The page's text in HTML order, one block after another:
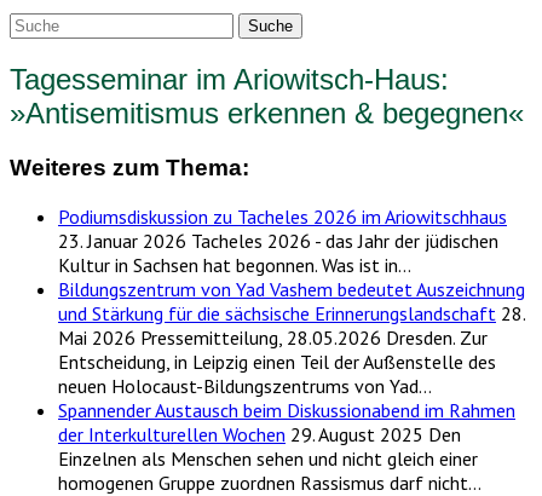
Tagesseminar im Ariowitsch-Haus:
»Antisemitismus erkennen & begegnen«
Weiteres zum Thema:
Podiumsdiskussion zu Tacheles 2026 im Ariowitschhaus
23. Januar 2026 Tacheles 2026 - das Jahr der jüdischen
Kultur in Sachsen hat begonnen. Was ist in…
Bildungszentrum von Yad Vashem bedeutet Auszeichnung
und Stärkung für die sächsische Erinnerungslandschaft 28.
Mai 2026 Pressemitteilung, 28.05.2026 Dresden. Zur
Entscheidung, in Leipzig einen Teil der Außenstelle des
neuen Holocaust-Bildungszentrums von Yad…
Spannender Austausch beim Diskussionabend im Rahmen
der Interkulturellen Wochen 29. August 2025 Den
Einzelnen als Menschen sehen und nicht gleich einer
homogenen Gruppe zuordnen Rassismus darf nicht…